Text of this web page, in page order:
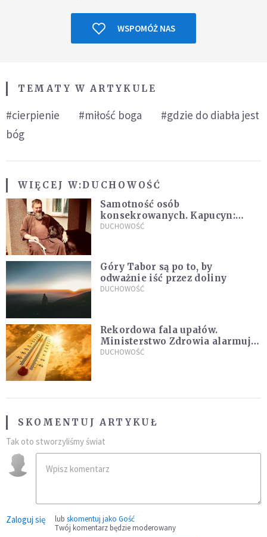
WSPOMÓŻ NAS
TEMATY W ARTYKULE
#cierpienie #miłość boga
#gdzie do diabła jest
bóg
WIĘCEJ W:DUCHOWOŚĆ
Samotność osób
konsekrowanych. Kapucyn:
Życie w pojedynkę rzadko jest
DUCHOWOŚĆ
Góry Tabor są po to, by
odważnie iść przez doliny
DUCHOWOŚĆ
Rekordowa fala upałów.
Ministerstwo Zdrowia alarmuje
po doświadczeniach z czerwca
DUCHOWOŚĆ
SKOMENTUJ ARTYKUŁ
Tak oto stworzyliśmy świat
Zaloguj się lub skomentuj jako Gość
Twój komentarz będzie moderowany